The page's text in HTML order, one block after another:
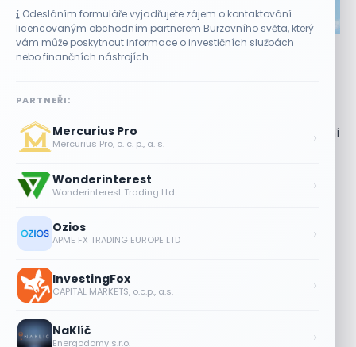
Odesláním formuláře vyjadřujete zájem o kontaktování
licencovaným obchodním partnerem Burzovního světa, který
vám může poskytnout informace o investičních službách
nebo finančních nástrojích.
PARTNEŘI:
Mercurius Pro
Mercurius Pro, o. c. p., a. s. ›
Wonderinterest
Wonderinterest Trading Ltd ›
Ozios
APME FX TRADING EUROPE LTD ›
InvestingFox
CAPITAL MARKETS, o.c.p., a.s. ›
NaKlíč
Energodomy s.r.o. ›
CO HÝBE TRHEM
Akcie Micron klesají, ale nejhoršímu výprodeji
paměťových čipů unikly
Micron Technology (MU) ve čtvrtek uzavřely obchodování
se ztrátou 1,3 %. Výrobce paměťových...
Jalapeňová kauza tlačí akcie Chipotle
níž. Analytici ale zůstávají klidní
růstem
7 SRPNA, 2026
Plány Starlinku srazily akcie T-Mobile,